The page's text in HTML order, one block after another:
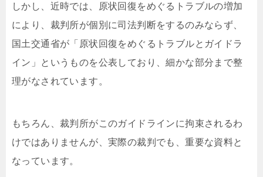
しかし、近時では、原状回復をめぐるトラブルの増加
により、裁判所が個別に司法判断をするのみならず、
国土交通省が「原状回復をめぐるトラブルとガイドラ
イン」というものを公表しており、細かな部分まで整
理がなされています。
もちろん、裁判所がこのガイドラインに拘束されるわ
けではありませんが、実際の裁判でも、重要な資料と
なっています。